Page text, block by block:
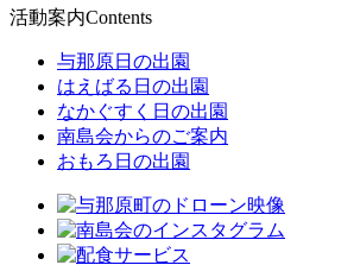
活動案内Contents
与那原日の出園
はえばる日の出園
なかぐすく日の出園
南島会からのご案内
おもろ日の出園